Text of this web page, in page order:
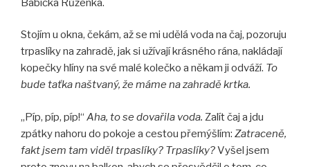
Babička Růženka.
Stojím u okna, čekám, až se mi udělá voda na čaj, pozoruju
trpaslíky na zahradě, jak si užívají krásného rána, nakládají
kopečky hlíny na své malé kolečko a někam ji odváží. To
bude taťka naštvaný, že máme na zahradě krtka.
„Píp, píp, píp!“ Aha, to se dovařila voda. Zalít čaj a jdu
zpátky nahoru do pokoje a cestou přemýšlím: Zatraceně,
fakt jsem tam viděl trpaslíky? Trpaslíky?Vyšel jsem